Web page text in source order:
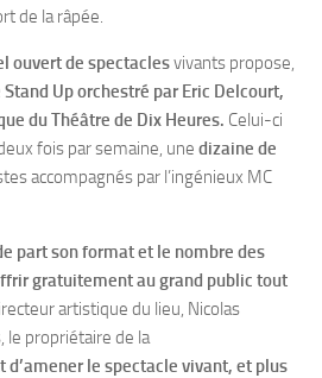
de la râpée.
ouvert de spectaclesvivants propose,
Up orchestré par Eric Delcourt,
du Théâtre de Dix Heures. Celui-ci
fois par semaine, une dizaine de
accompagnés par l’ingénieux MC
part son format et le nombre des
gratuitement au grand public tout
artistique du lieu, Nicolas
le propriétaire de la
d’amener le spectacle vivant, et plus